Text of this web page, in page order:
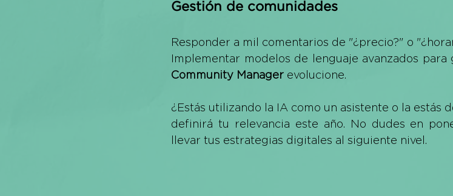
Gestión de comunidades
Responder a mil comentarios de "¿precio?" o
Community Manager evolucione.
¿Estás utilizando la IA como un asistente o la estás
definirá tu relevancia este año. No dudes en
llevar tus estrategias digitales al siguiente nivel.